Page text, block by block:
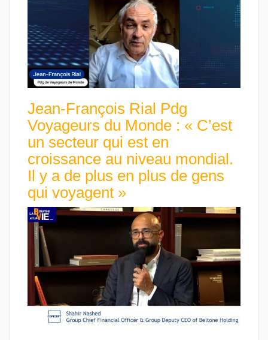
Jean-François Rial Pdg
Voyageurs du Monde : « C’est
un secteur qui est en
croissance au niveau mondial.
Il y a de plus en plus de gens
qui voyagent »